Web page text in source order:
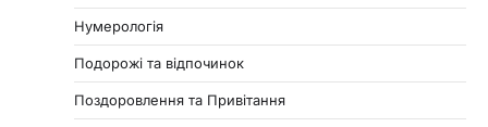
Нумерологія
Подорожі та відпочинок
Поздоровлення та Привітання